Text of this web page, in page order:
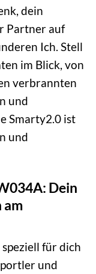
dein
Partner auf
Ich. Stell
im Blick, von
verbrannten
und
Smarty2.0 ist
und
Dein
am
für dich
und